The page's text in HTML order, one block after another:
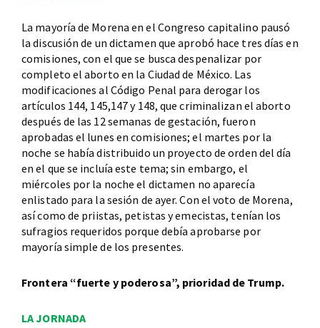
La mayoría de Morena en el Congreso capitalino pausó
la discusión de un dictamen que aprobó hace tres días en
comisiones, con el que se busca despenalizar por
completo el aborto en la Ciudad de México. Las
modificaciones al Código Penal para derogar los
artículos 144, 145,147 y 148, que criminalizan el aborto
después de las 12 semanas de gestación, fueron
aprobadas el lunes en comisiones; el martes por la
noche se había distribuido un proyecto de orden del día
en el que se incluía este tema; sin embargo, el
miércoles por la noche el dictamen no aparecía
enlistado para la sesión de ayer. Con el voto de Morena,
así como de priistas, petistas y emecistas, tenían los
sufragios requeridos porque debía aprobarse por
mayoría simple de los presentes.
Frontera “fuerte y poderosa”, prioridad de Trump.
LA JORNADA